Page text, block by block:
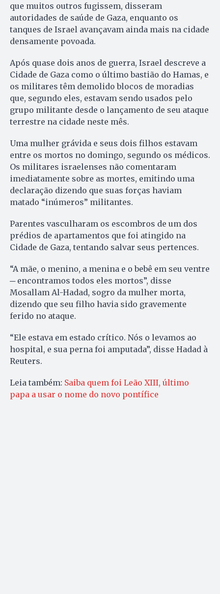
que muitos outros fugissem, disseram
autoridades de saúde de Gaza, enquanto os
tanques de Israel avançavam ainda mais na cidade
densamente povoada.
Após quase dois anos de guerra, Israel descreve a
Cidade de Gaza como o último bastião do Hamas, e
os militares têm demolido blocos de moradias
que, segundo eles, estavam sendo usados pelo
grupo militante desde o lançamento de seu ataque
terrestre na cidade neste mês.
Uma mulher grávida e seus dois filhos estavam
entre os mortos no domingo, segundo os médicos.
Os militares israelenses não comentaram
imediatamente sobre as mortes, emitindo uma
declaração dizendo que suas forças haviam
matado “inúmeros” militantes.
Parentes vasculharam os escombros de um dos
prédios de apartamentos que foi atingido na
Cidade de Gaza, tentando salvar seus pertences.
“A mãe, o menino, a menina e o bebê em seu ventre
─ encontramos todos eles mortos”, disse
Mosallam Al-Hadad, sogro da mulher morta,
dizendo que seu filho havia sido gravemente
ferido no ataque.
“Ele estava em estado crítico. Nós o levamos ao
hospital, e sua perna foi amputada”, disse Hadad à
Reuters.
Leia também: Saiba quem foi Leão XIII, último
papa a usar o nome do novo pontífice